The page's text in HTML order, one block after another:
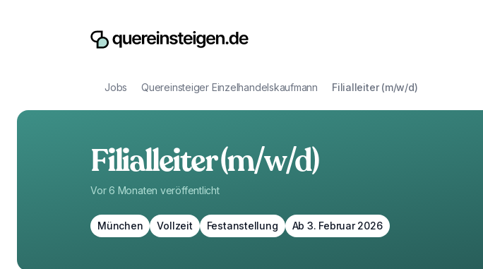
Jobs Quereinsteiger Einzelhandelskaufmann Filialleiter (m/w/d)
Filialleiter (m/w/d)
Vor 6 Monaten veröffentlicht
München Vollzeit Festanstellung Ab 3. Februar 2026